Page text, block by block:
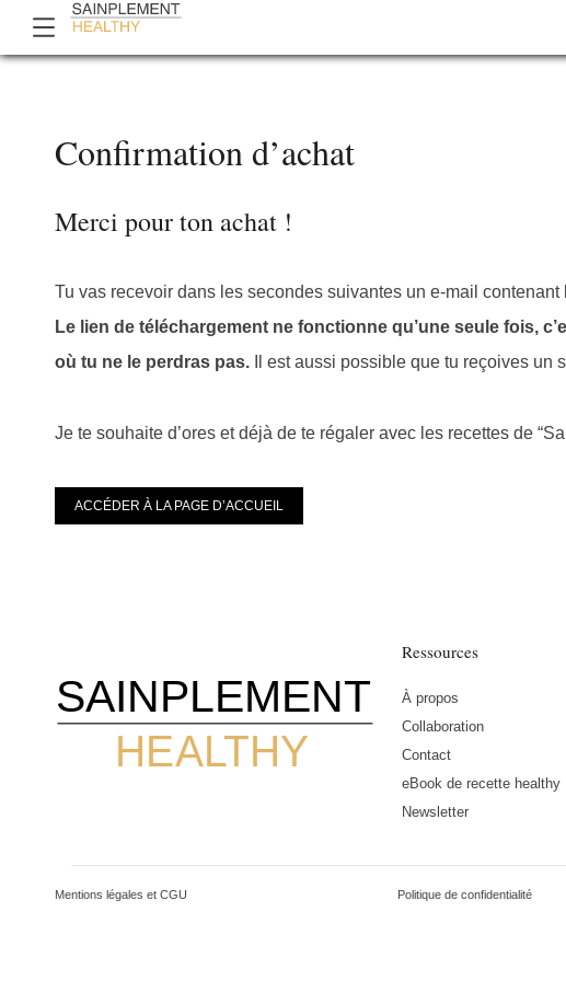
Confirmation d’achat
Merci pour ton achat !
Tu vas recevoir dans les secondes suivantes un e-mail
Le lien de téléchargement ne fonctionne qu’une seule fois,
où tu ne le perdras pas. Il est aussi possible que tu reçoives un
Je te souhaite d’ores et déjà de te régaler avec les recettes de
ACCÉDER À LA PAGE D’ACCUEIL
HEALTHY
SAINPLEMENT
Ressources
À propos
Collaboration
Contact
eBook de recette healthy
Newsletter
Mentions légales et CGU Politique de confidentialité